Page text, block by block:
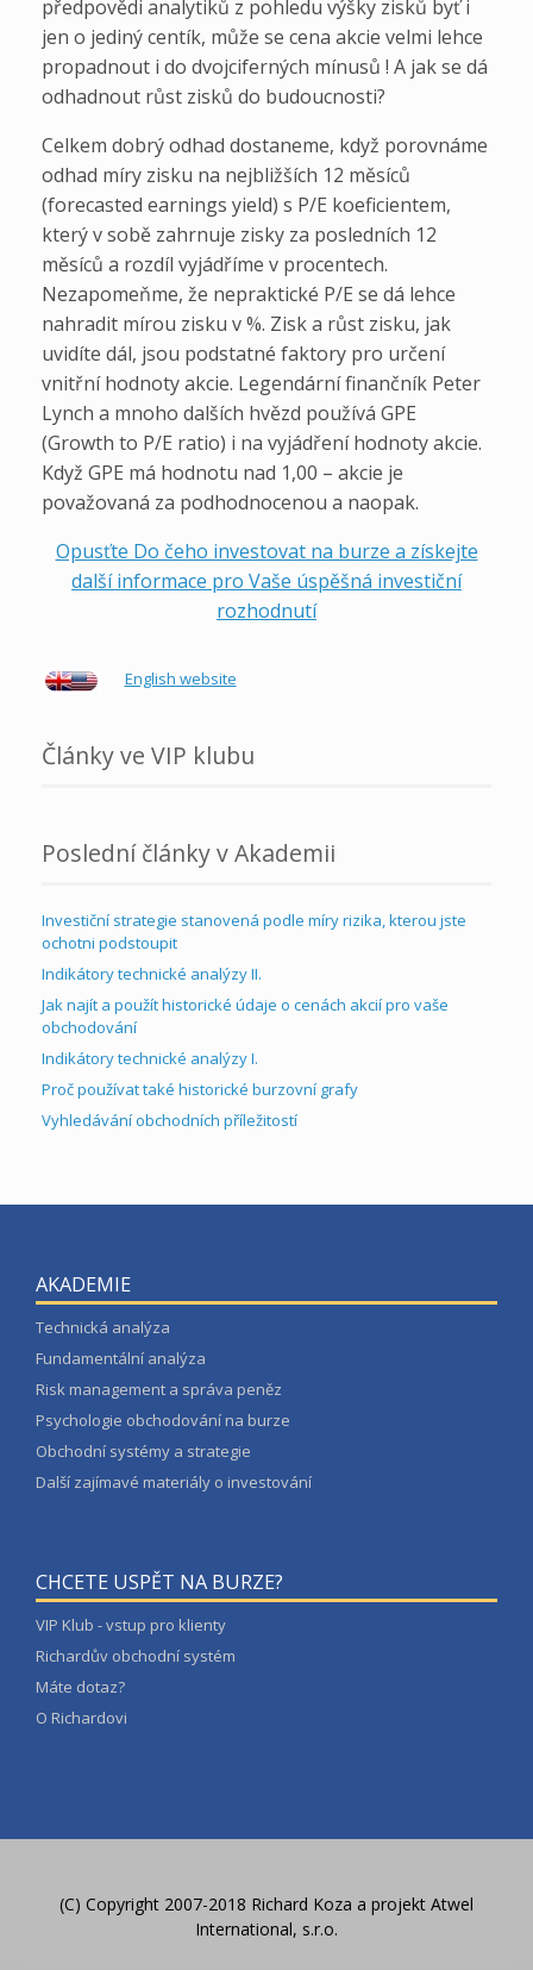
předpovědi analytiků z pohledu výšky zisků byť i
jen o jediný centík, může se cena akcie velmi lehce
propadnout i do dvojciferných mínusů ! A jak se dá
odhadnout růst zisků do budoucnosti?
Celkem dobrý odhad dostaneme, když porovnáme
odhad míry zisku na nejbližších 12 měsíců
(forecasted earnings yield) s P/E koeficientem,
který v sobě zahrnuje zisky za posledních 12
měsíců a rozdíl vyjádříme v procentech.
Nezapomeňme, že nepraktické P/E se dá lehce
nahradit mírou zisku v %. Zisk a růst zisku, jak
uvidíte dál, jsou podstatné faktory pro určení
vnitřní hodnoty akcie. Legendární finančník Peter
Lynch a mnoho dalších hvězd používá GPE
(Growth to P/E ratio) i na vyjádření hodnoty akcie.
Když GPE má hodnotu nad 1,00 – akcie je
považovaná za podhodnocenou a naopak.
Opusťte Do čeho investovat na burze a získejte
další informace pro Vaše úspěšná investiční
rozhodnutí
English website
Články ve VIP klubu
Poslední články v Akademii
Investiční strategie stanovená podle míry rizika, kterou jste
ochotni podstoupit
Indikátory technické analýzy II.
Jak najít a použít historické údaje o cenách akcií pro vaše
obchodování
Indikátory technické analýzy I.
Proč používat také historické burzovní grafy
Vyhledávání obchodních příležitostí
AKADEMIE
Technická analýza
Fundamentální analýza
Risk management a správa peněz
Psychologie obchodování na burze
Obchodní systémy a strategie
Další zajímavé materiály o investování
CHCETE USPĚT NA BURZE?
VIP Klub - vstup pro klienty
Richardův obchodní systém
Máte dotaz?
O Richardovi
(C) Copyright 2007-2018 Richard Koza a projekt Atwel
International, s.r.o.